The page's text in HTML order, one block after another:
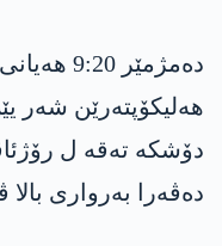
هەلیکۆپتەرێن شەر
دۆشکە تەقە ل
دەڤەرا بەرواری بالا